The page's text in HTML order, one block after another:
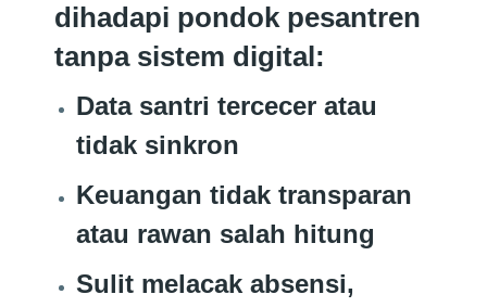
dihadapi pondok pesantren
tanpa sistem digital:
Data santri tercecer atau
tidak sinkron
Keuangan tidak transparan
atau rawan salah hitung
Sulit melacak absensi,